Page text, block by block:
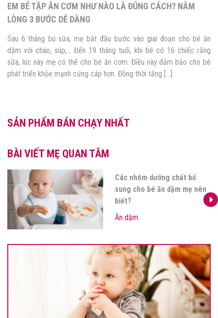
EM BÉ TẬP ĂN CƠM NHƯ NÀO LÀ ĐÚNG CÁCH? NẰM
LÒNG 3 BƯỚC DỄ DÀNG
Sau 6 tháng bú sữa, mẹ bắt đầu bước vào giai đoạn cho bé ăn
dặm với cháo, súp,… Đến 19 tháng tuổi, khi bé có 16 chiếc răng
sữa, lúc này mẹ có thể cho bé ăn cơm. Điều này đảm bảo cho bé
phát triển khỏe mạnh cứng cáp hơn. Đồng thời tăng […]
SẢN PHẨM BÁN CHẠY NHẤT
BÀI VIẾT MẸ QUAN TÂM
Các nhóm dưỡng chất bổ
sung cho bé ăn dặm mẹ nên
biết?
Ăn dặm